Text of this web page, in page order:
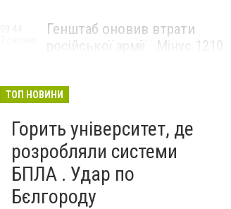
Генштаб оновив втрати
російської армії . Мінус 1210
ТОП НОВИНИ
Горить університет, де
розробляли системи
БПЛА . Удар по
Бєлгороду